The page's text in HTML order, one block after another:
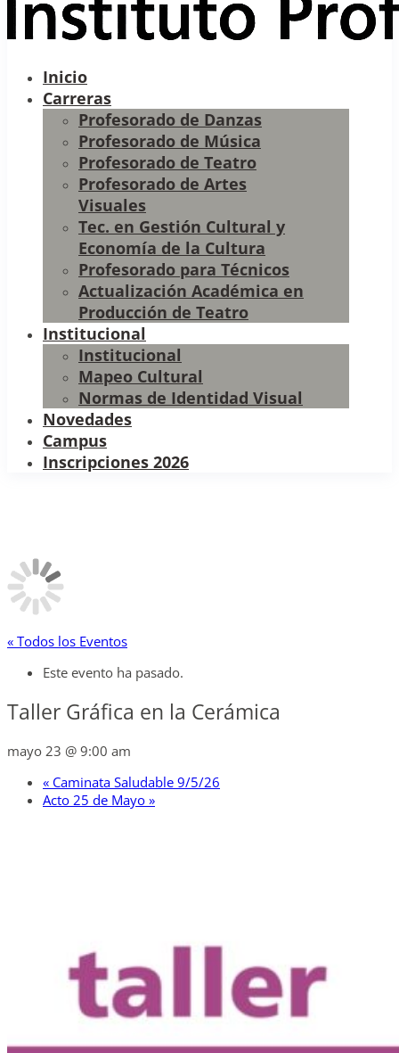
Inicio
Carreras
Profesorado de Danzas
Profesorado de Música
Profesorado de Teatro
Profesorado de Artes
Visuales
Tec. en Gestión Cultural y
Economía de la Cultura
Profesorado para Técnicos
Actualización Académica en
Producción de Teatro
Institucional
Institucional
Mapeo Cultural
Normas de Identidad Visual
Novedades
Campus
Inscripciones 2026
« Todos los Eventos
Este evento ha pasado.
Taller Gráfica en la Cerámica
mayo 23 @ 9:00 am
« Caminata Saludable 9/5/26
Acto 25 de Mayo »